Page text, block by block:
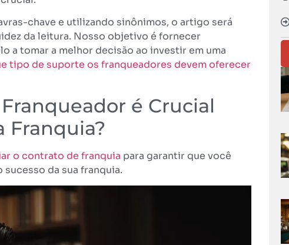
chave e utilizando sinônimos, o artigo será
da leitura. Nosso objetivo é fornecer
a tomar a melhor decisão ao investir em uma
tipo de suporte os franqueadores devem oferecer
é Crucial
Franquia?
o contrato de franquia para garantir que você
da sua franquia.